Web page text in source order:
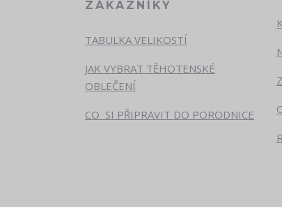
ZÁKAZNÍKY
TABULKA VELIKOSTÍ
JAK VYBRAT TĚHOTENSKÉ
OBLEČENÍ
CO SI PŘIPRAVIT DO PORODNICE